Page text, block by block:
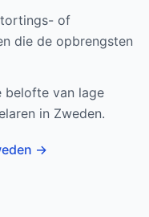
of
die de opbrengsten
belofte van lage
in Zweden.
→